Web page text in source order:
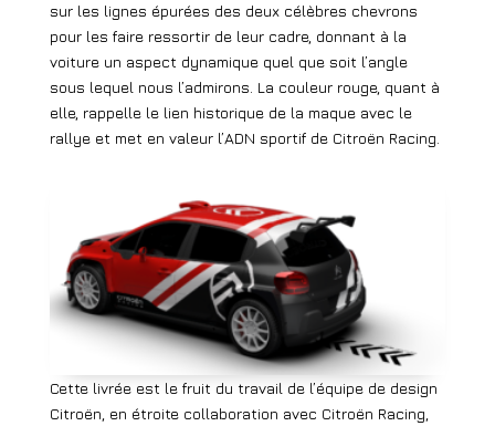
sur les lignes épurées des deux célèbres chevrons
pour les faire ressortir de leur cadre, donnant à la
voiture un aspect dynamique quel que soit l’angle
sous lequel nous l’admirons. La couleur rouge, quant à
elle, rappelle le lien historique de la maque avec le
rallye et met en valeur l’ADN sportif de Citroën Racing.
Cette livrée est le fruit du travail de l’équipe de design
Citroën, en étroite collaboration avec Citroën Racing,